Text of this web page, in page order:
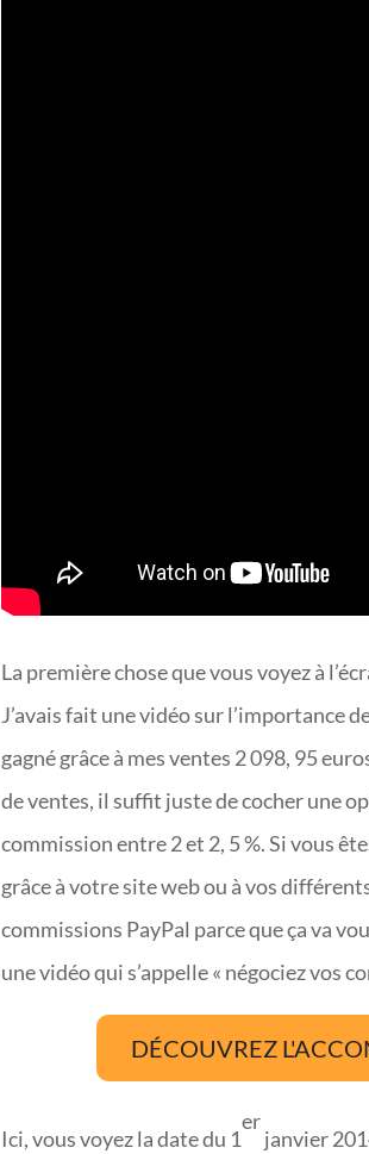
La première chose que vous voyez à
J’avais fait une vidéo sur l’importance
gagné grâce à mes ventes 2 098, 95
de ventes, il suffit juste de cocher une
commission entre 2 et 2, 5 %. Si vous
grâce à votre site web ou à vos
commissions PayPal parce que ça va
une vidéo qui s’appelle « négociez vos
DÉCOUVREZ
Ici, vous voyez la date du 1
er
janvier